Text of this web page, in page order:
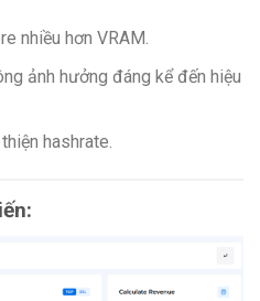
nhiều hơn VRAM.
ảnh hưởng đáng kể đến hiệu
hashrate.